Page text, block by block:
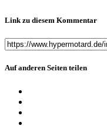
Link zu diesem Kommentar
Auf anderen Seiten teilen